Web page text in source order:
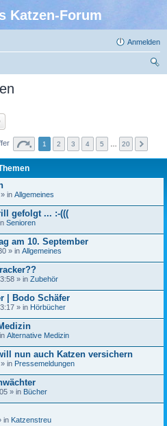
Katzen-Forum
Anmelden
1 2 3 4 5 20
in Allgemeines
gefolgt ... :-(((
Senioren
am 10. September
» in Allgemeines
» in Zubehör
| Bodo Schäfer
» in Hörbücher
Alternative Medizin
nun auch Katzen versichern
in Pressemeldungen
» in Bücher
in Katzenstreu